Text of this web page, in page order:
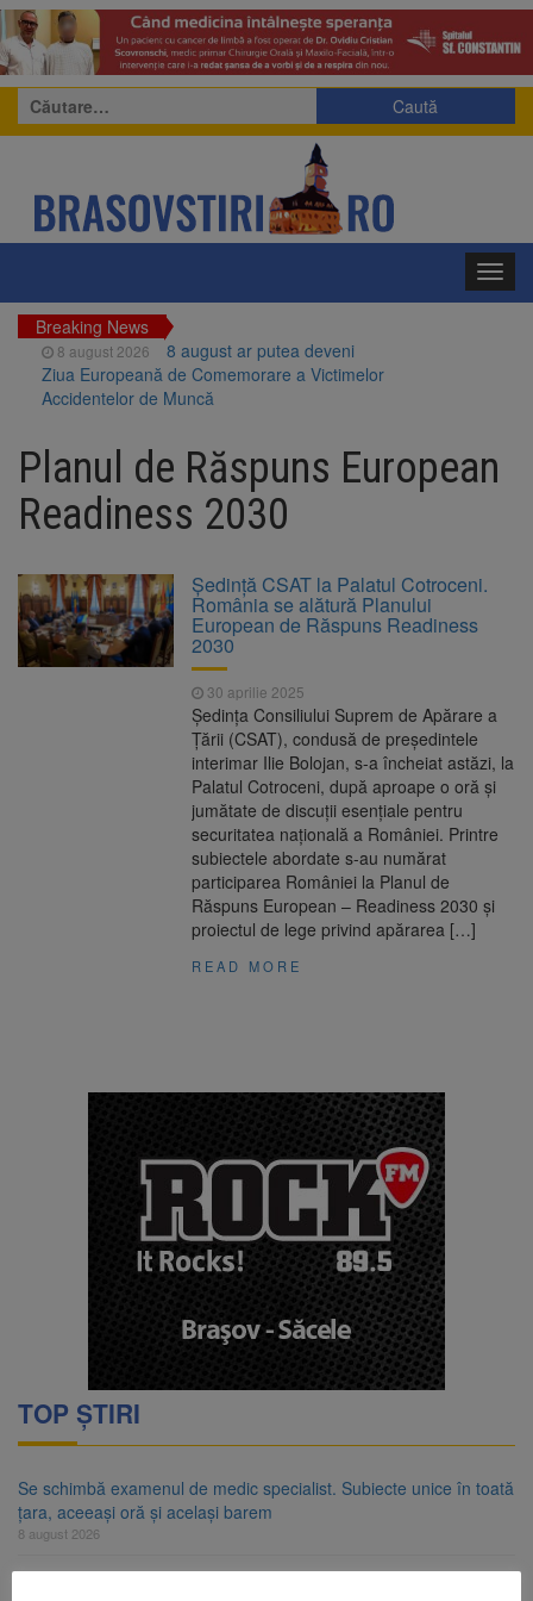
Caută
după:
Breaking News
8 august 2026
8 august ar putea deveni
Ziua Europeană de Comemorare a Victimelor
Accidentelor de Muncă
fostului complex Duplex 91, de lângă Piața
Star
8 august 2026
Ungaria renunță la apelul
pentru reducerea consumului de energie.
Iluminat cere reducerea luminii pe timpul
nopții, nu oprirea iluminatului public
7 august 2026
Trafic blocat pe DN1E Brașov
– Poiana Brașov după un accident. Două
persoane primesc îngrijiri medicale
Se schimbă examenul de
medic specialist. Subiecte unice în toată țara,
aceeași oră și același barem
Planul de Răspuns European
Readiness 2030
Ședință CSAT la Palatul Cotroceni.
România se alătură Planului
European de Răspuns Readiness
2030
30 aprilie 2025
Ședința Consiliului Suprem de Apărare a
Țării (CSAT), condusă de președintele
interimar Ilie Bolojan, s-a încheiat astăzi, la
Palatul Cotroceni, după aproape o oră și
jumătate de discuții esențiale pentru
securitatea națională a României. Printre
subiectele abordate s-au numărat
participarea României la Planul de
Răspuns European – Readiness 2030 și
proiectul de lege privind apărarea […]
READ MORE
TOP ȘTIRI
Se schimbă examenul de medic specialist. Subiecte unice în toată
țara, aceeași oră și același barem
8 august 2026